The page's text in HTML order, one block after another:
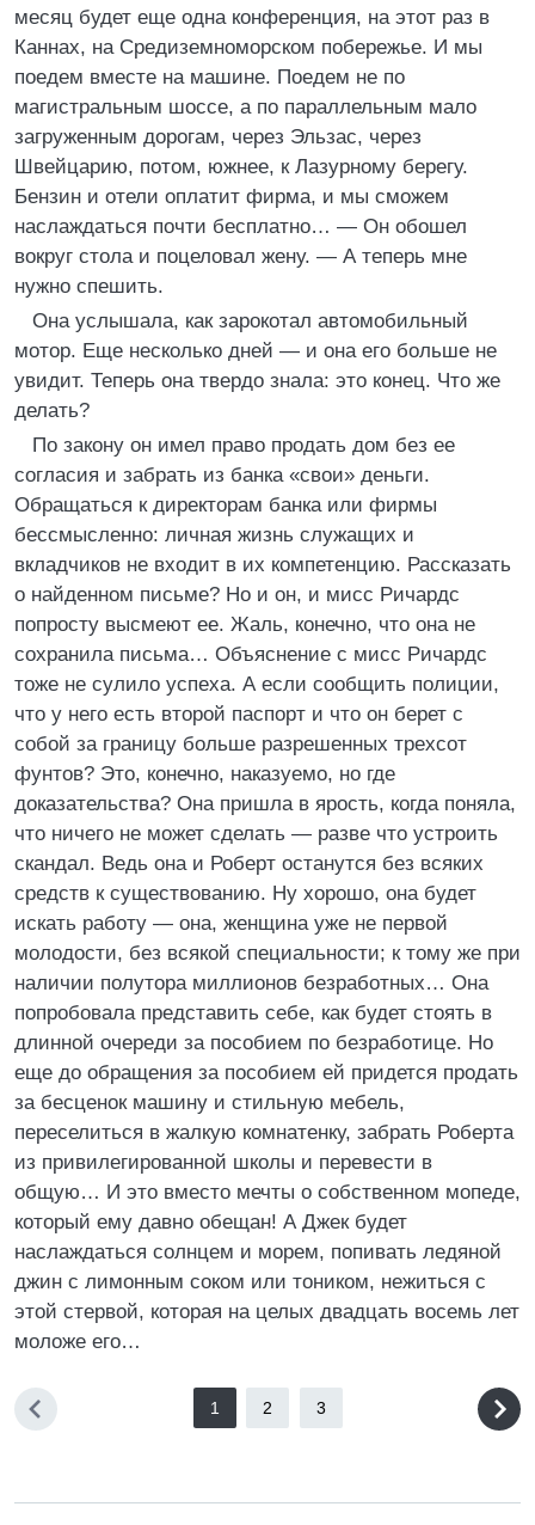
месяц будет еще одна конференция, на этот раз в
Каннах, на Средиземноморском побережье. И мы
поедем вместе на машине. Поедем не по
магистральным шоссе, а по параллельным мало
загруженным дорогам, через Эльзас, через
Швейцарию, потом, южнее, к Лазурному берегу.
Бензин и отели оплатит фирма, и мы сможем
наслаждаться почти бесплатно… — Он обошел
вокруг стола и поцеловал жену. — А теперь мне
нужно спешить.
Она услышала, как зарокотал автомобильный
мотор. Еще несколько дней — и она его больше не
увидит. Теперь она твердо знала: это конец. Что же
делать?
По закону он имел право продать дом без ее
согласия и забрать из банка «свои» деньги.
Обращаться к директорам банка или фирмы
бессмысленно: личная жизнь служащих и
вкладчиков не входит в их компетенцию. Рассказать
о найденном письме? Но и он, и мисс Ричардс
попросту высмеют ее. Жаль, конечно, что она не
сохранила письма… Объяснение с мисс Ричардс
тоже не сулило успеха. А если сообщить полиции,
что у него есть второй паспорт и что он берет с
собой за границу больше разрешенных трехсот
фунтов? Это, конечно, наказуемо, но где
доказательства? Она пришла в ярость, когда поняла,
что ничего не может сделать — разве что устроить
скандал. Ведь она и Роберт останутся без всяких
средств к существованию. Ну хорошо, она будет
искать работу — она, женщина уже не первой
молодости, без всякой специальности; к тому же при
наличии полутора миллионов безработных… Она
попробовала представить себе, как будет стоять в
длинной очереди за пособием по безработице. Но
еще до обращения за пособием ей придется продать
за бесценок машину и стильную мебель,
переселиться в жалкую комнатенку, забрать Роберта
из привилегированной школы и перевести в
общую… И это вместо мечты о собственном мопеде,
который ему давно обещан! А Джек будет
наслаждаться солнцем и морем, попивать ледяной
джин с лимонным соком или тоником, нежиться с
этой стервой, которая на целых двадцать восемь лет
моложе его…
1 2 3